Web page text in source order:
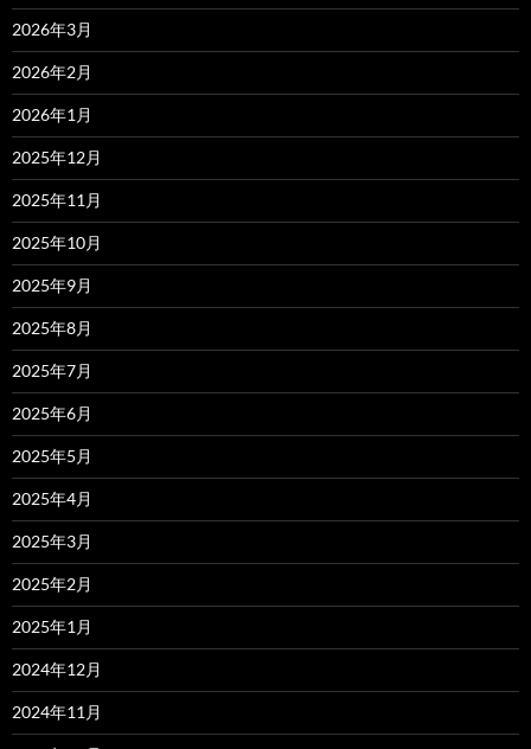
2026年3月
2026年2月
2026年1月
2025年12月
2025年11月
2025年10月
2025年9月
2025年8月
2025年7月
2025年6月
2025年5月
2025年4月
2025年3月
2025年2月
2025年1月
2024年12月
2024年11月